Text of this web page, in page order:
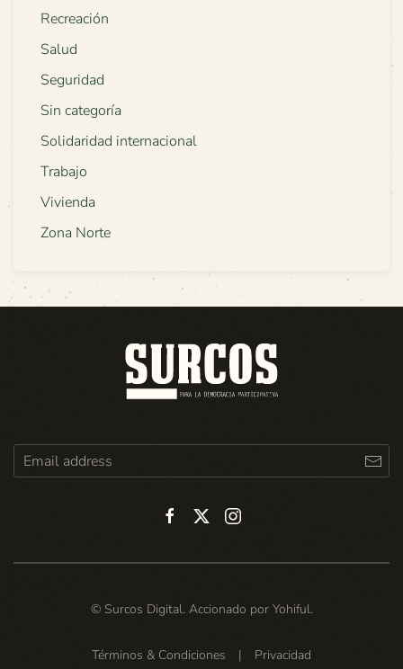
Recreación
Salud
Seguridad
Sin categoría
Solidaridad internacional
Trabajo
Vivienda
Zona Norte
© Surcos Digital. Accionado por Yohiful.
Términos & Condiciones | Privacidad